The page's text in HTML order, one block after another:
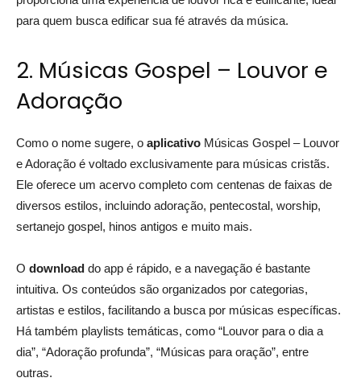
para quem busca edificar sua fé através da música.
2. Músicas Gospel – Louvor e
Adoração
Como o nome sugere, o aplicativo Músicas Gospel – Louvor
e Adoração é voltado exclusivamente para músicas cristãs.
Ele oferece um acervo completo com centenas de faixas de
diversos estilos, incluindo adoração, pentecostal, worship,
sertanejo gospel, hinos antigos e muito mais.
O download do app é rápido, e a navegação é bastante
intuitiva. Os conteúdos são organizados por categorias,
artistas e estilos, facilitando a busca por músicas específicas.
Há também playlists temáticas, como “Louvor para o dia a
dia”, “Adoração profunda”, “Músicas para oração”, entre
outras.